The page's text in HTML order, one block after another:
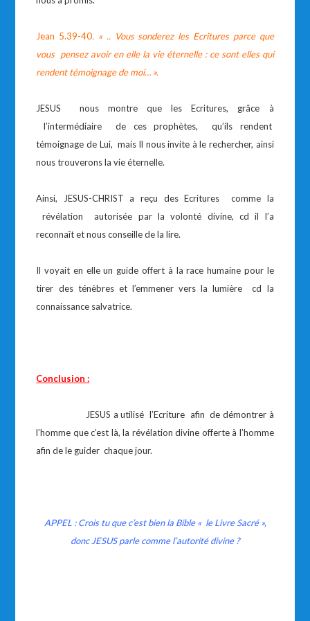
Jean 5.39-40. « .. Vous sonderez les Ecritures parce que
vous pensez avoir en elle la vie éternelle : ce sont elles qui
rendent témoignage de moi… ».
JESUS nous montre que les Ecritures, grâce à
l’intermédiaire de ces prophètes, qu’ils rendent
témoignage de Lui, mais Il nous invite à le rechercher, ainsi
nous trouverons la vie éternelle.
Ainsi, JESUS-CHRIST a reçu des Ecritures comme la
révélation autorisée par la volonté divine, cd il l’a
reconnaît et nous conseille de la lire.
Il voyait en elle un guide offert à la race humaine pour le
tirer des ténèbres et l’emmener vers la lumière cd la
connaissance salvatrice.
Conclusion :
JESUS a utilisé l’Ecriture afin de démontrer à
l’homme que c’est là, la révélation divine offerte à l’homme
afin de le guider chaque jour.
APPEL : Crois tu que c’est bien la Bible « le Livre Sacré »,
donc JESUS parle comme l’autorité divine ?